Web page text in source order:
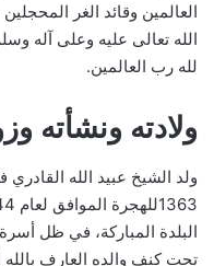
العالمين وقائد الغر
الله تعالى عليه وعلى آله
لله رب العالمين.
ولادته ونشأته
ولد الشيخ عبيد الله القادري
البلدة المباركة، في ظل أسرة
تحت كنف والده العارف بالله